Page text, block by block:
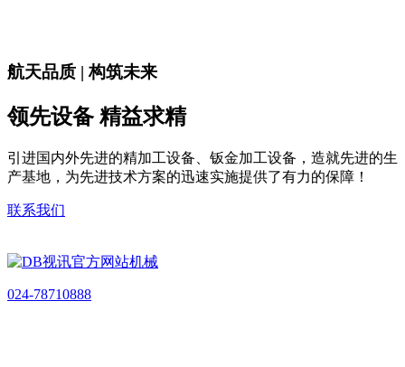
航天品质 | 构筑未来
领先设备 精益求精
引进国内外先进的精加工设备、钣金加工设备，造就先进的生
产基地，为先进技术方案的迅速实施提供了有力的保障！
联系我们
024-78710888